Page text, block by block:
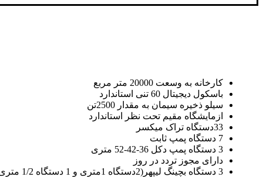
کارخانه به وسعت 20000 متر مربع
باسکول دیجیتال 60 تنی استاندارد
سیلو ذخیره سیمان به مقدار 2500تن
ازمایشگاه مقیم تحت نظر استاندارد
33دستگاه تراک میکسر
7 دستگاه پمپ ثابت
3 دستگاه پمپ دکل 36-42-52 متری
دارای مجوز تردد در روز
3 دستگاه بچینگ لیپهر(2دستگاه 1متری و 1 دستگاه 1/2 متری با توان تولید 150 متر مکعب در ساعت)